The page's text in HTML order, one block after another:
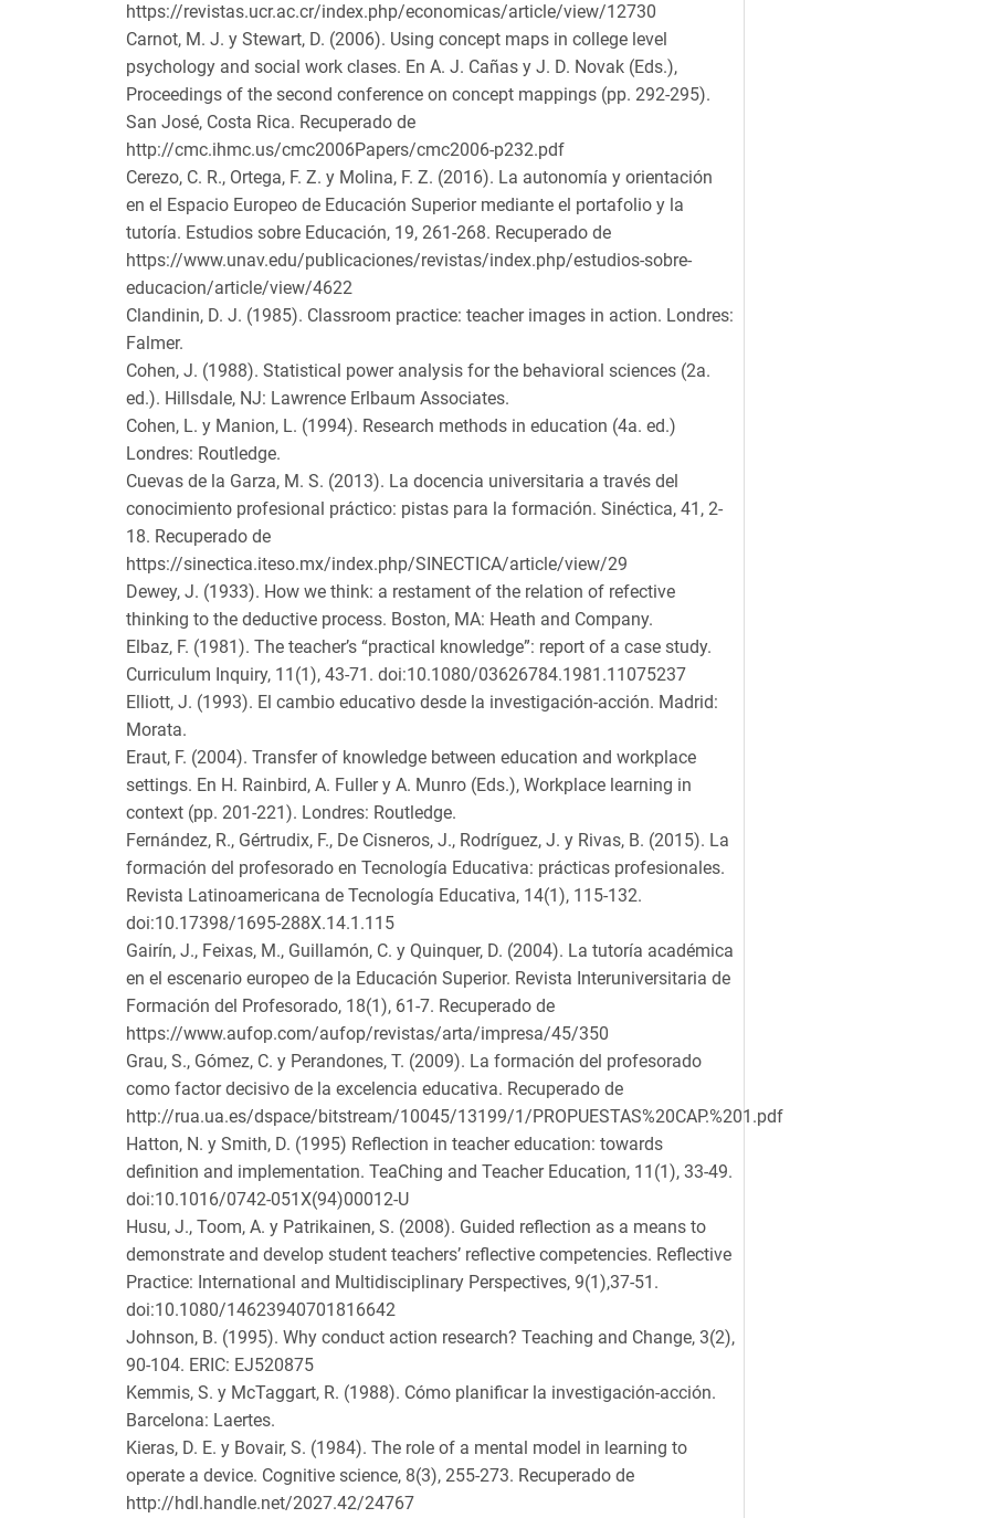
https://revistas.ucr.ac.cr/index.php/economicas/article/view/12730
Carnot, M. J. y Stewart, D. (2006). Using concept maps in college level
psychology and social work clases. En A. J. Cañas y J. D. Novak (Eds.),
Proceedings of the second conference on concept mappings (pp. 292-295).
San José, Costa Rica. Recuperado de
http://cmc.ihmc.us/cmc2006Papers/cmc2006-p232.pdf
Cerezo, C. R., Ortega, F. Z. y Molina, F. Z. (2016). La autonomía y orientación
en el Espacio Europeo de Educación Superior mediante el portafolio y la
tutoría. Estudios sobre Educación, 19, 261-268. Recuperado de
https://www.unav.edu/publicaciones/revistas/index.php/estudios-sobre-
educacion/article/view/4622
Clandinin, D. J. (1985). Classroom practice: teacher images in action. Londres:
Falmer.
Cohen, J. (1988). Statistical power analysis for the behavioral sciences (2a.
ed.). Hillsdale, NJ: Lawrence Erlbaum Associates.
Cohen, L. y Manion, L. (1994). Research methods in education (4a. ed.)
Londres: Routledge.
Cuevas de la Garza, M. S. (2013). La docencia universitaria a través del
conocimiento profesional práctico: pistas para la formación. Sinéctica, 41, 2-
18. Recuperado de
https://sinectica.iteso.mx/index.php/SINECTICA/article/view/29
Dewey, J. (1933). How we think: a restament of the relation of refective
thinking to the deductive process. Boston, MA: Heath and Company.
Elbaz, F. (1981). The teacher’s “practical knowledge”: report of a case study.
Curriculum Inquiry, 11(1), 43-71. doi:10.1080/03626784.1981.11075237
Elliott, J. (1993). El cambio educativo desde la investigación-acción. Madrid:
Morata.
Eraut, F. (2004). Transfer of knowledge between education and workplace
settings. En H. Rainbird, A. Fuller y A. Munro (Eds.), Workplace learning in
context (pp. 201-221). Londres: Routledge.
Fernández, R., Gértrudix, F., De Cisneros, J., Rodríguez, J. y Rivas, B. (2015). La
formación del profesorado en Tecnología Educativa: prácticas profesionales.
Revista Latinoamericana de Tecnología Educativa, 14(1), 115-132.
doi:10.17398/1695-288X.14.1.115
Gairín, J., Feixas, M., Guillamón, C. y Quinquer, D. (2004). La tutoría académica
en el escenario europeo de la Educación Superior. Revista Interuniversitaria de
Formación del Profesorado, 18(1), 61-7. Recuperado de
https://www.aufop.com/aufop/revistas/arta/impresa/45/350
Grau, S., Gómez, C. y Perandones, T. (2009). La formación del profesorado
como factor decisivo de la excelencia educativa. Recuperado de
http://rua.ua.es/dspace/bitstream/10045/13199/1/PROPUESTAS%20CAP.%201.pdf
Hatton, N. y Smith, D. (1995) Reflection in teacher education: towards
definition and implementation. TeaChing and Teacher Education, 11(1), 33-49.
doi:10.1016/0742-051X(94)00012-U
Husu, J., Toom, A. y Patrikainen, S. (2008). Guided reflection as a means to
demonstrate and develop student teachers’ reflective competencies. Reflective
Practice: International and Multidisciplinary Perspectives, 9(1),37-51.
doi:10.1080/14623940701816642
Johnson, B. (1995). Why conduct action research? Teaching and Change, 3(2),
90-104. ERIC: EJ520875
Kemmis, S. y McTaggart, R. (1988). Cómo planificar la investigación-acción.
Barcelona: Laertes.
Kieras, D. E. y Bovair, S. (1984). The role of a mental model in learning to
operate a device. Cognitive science, 8(3), 255-273. Recuperado de
http://hdl.handle.net/2027.42/24767